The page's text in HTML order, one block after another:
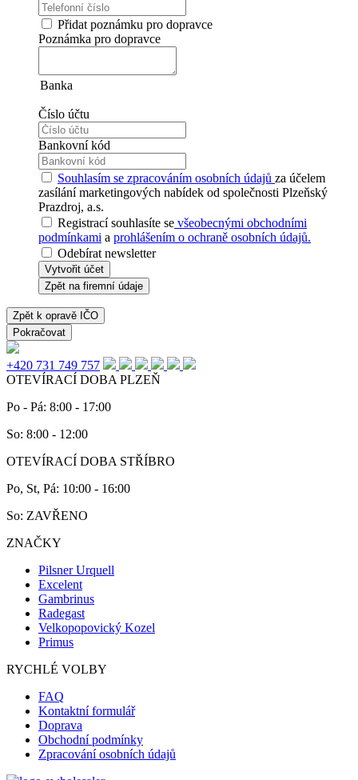
Přidat poznámku pro dopravce
Poznámka pro dopravce
Banka
Číslo účtu
Bankovní kód
Souhlasím se zpracováním osobních údajů za účelem
zasílání marketingových nabídek od společnosti Plzeňský
Prazdroj, a.s.
Registrací souhlasíte se všeobecnými obchodními
podmínkami a prohlášením o ochraně osobních údajů.
Odebírat newsletter
Vytvořit účet
Zpět na firemní údaje
Zpět k opravě IČO
Pokračovat
+420 731 749 757
OTEVÍRACÍ DOBA PLZEŇ
Po - Pá: 8:00 - 17:00
So: 8:00 - 12:00
OTEVÍRACÍ DOBA STŘÍBRO
Po, St, Pá: 10:00 - 16:00
So: ZAVŘENO
ZNAČKY
Pilsner Urquell
Excelent
Gambrinus
Radegast
Velkopopovický Kozel
Primus
RYCHLÉ VOLBY
FAQ
Kontaktní formulář
Doprava
Obchodní podmínky
Zpracování osobních údajů